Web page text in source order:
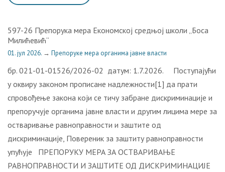
597-26 Препорука мера Економској средњој школи „Боса
Милићевић“
01. јул 2026. → Препоруке мера органима јавне власти
бр. 021-01-01526/2026-02 датум: 1.7.2026. Поступајући
у оквиру законом прописане надлежности[1] да прати
спровођење закона који се тичу забране дискриминације и
препоручује органима јавне власти и другим лицима мере за
остваривање равноправности и заштите од
дискриминације, Повереник за заштиту равноправности
упућује ПРЕПОРУКУ МЕРА ЗА ОСТВАРИВАЊЕ
РАВНОПРАВНОСТИ И ЗАШТИТЕ ОД ДИСКРИМИНАЦИЈЕ